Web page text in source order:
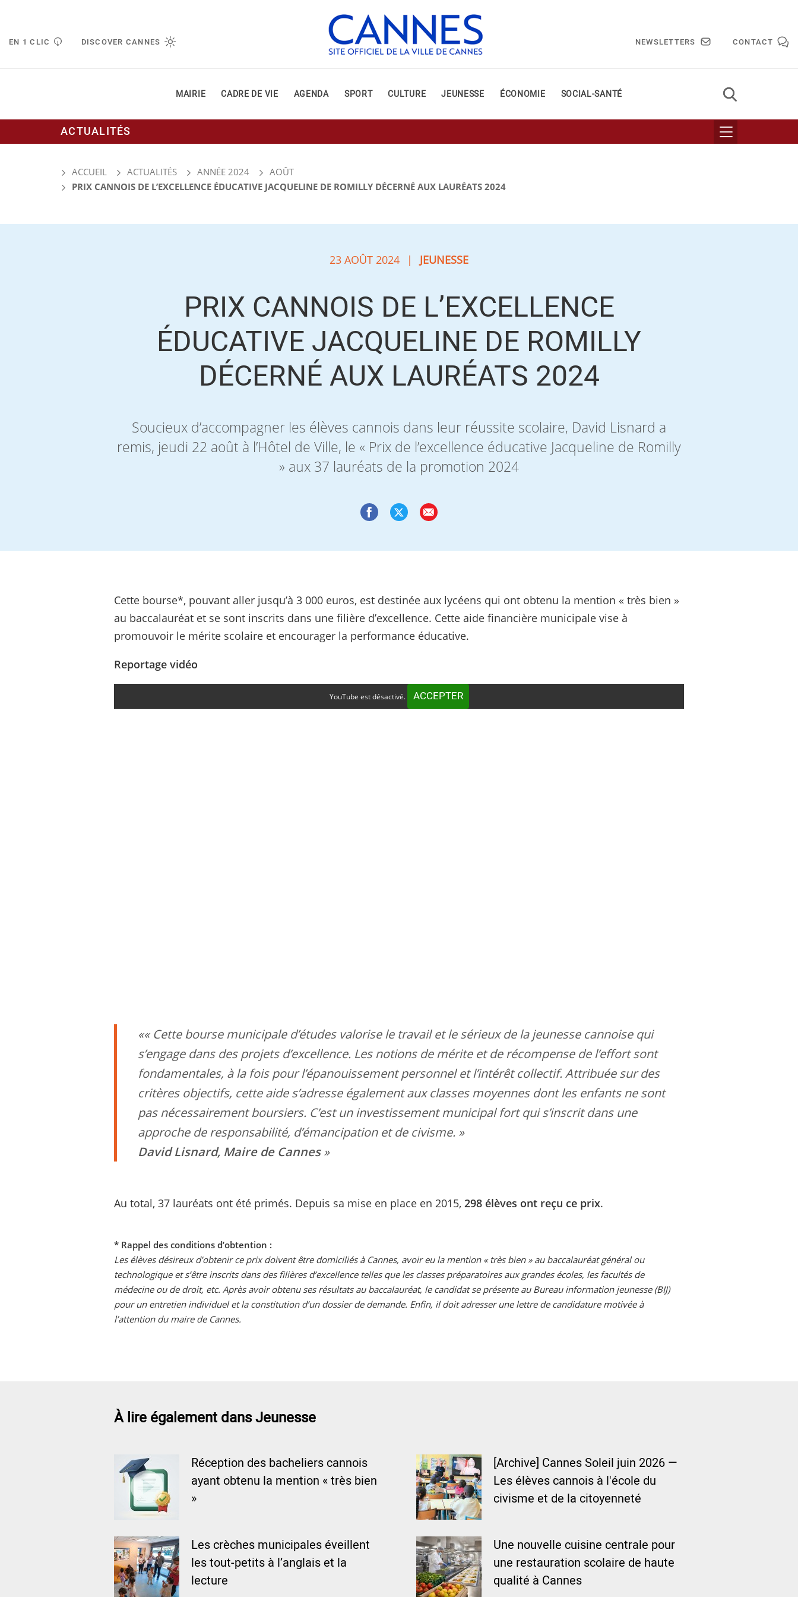
EN 1 CLIC DISCOVER CANNES NEWSLETTERS CONTACT
MAIRIE CADRE DE VIE AGENDA SPORT CULTURE JEUNESSE ÉCONOMIE SOCIAL-SANTÉ
ACTUALITÉS
ACCUEIL ACTUALITÉS ANNÉE 2024
AOÛT
PRIX CANNOIS DE L’EXCELLENCE ÉDUCATIVE JACQUELINE DE ROMILLY DÉCERNÉ AUX LAURÉATS 2024
23 AOÛT 2024 | JEUNESSE
PRIX CANNOIS DE L’EXCELLENCE
ÉDUCATIVE JACQUELINE DE ROMILLY
DÉCERNÉ AUX LAURÉATS 2024
Soucieux d’accompagner les élèves cannois dans leur réussite scolaire, David Lisnard a
remis, jeudi 22 août à l’Hôtel de Ville, le « Prix de l’excellence éducative Jacqueline de Romilly
» aux 37 lauréats de la promotion 2024
Cette bourse*, pouvant aller jusqu’à 3 000 euros, est destinée aux lycéens qui ont obtenu la mention « très bien »
au baccalauréat et se sont inscrits dans une filière d’excellence. Cette aide financière municipale vise à
promouvoir le mérite scolaire et encourager la performance éducative.
Reportage vidéo
YouTube est désactivé. ACCEPTER
« Cette bourse municipale d’études valorise le travail et le sérieux de la jeunesse cannoise qui
s’engage dans des projets d’excellence. Les notions de mérite et de récompense de l’effort sont
fondamentales, à la fois pour l’épanouissement personnel et l’intérêt collectif. Attribuée sur des
critères objectifs, cette aide s’adresse également aux classes moyennes dont les enfants ne sont
pas nécessairement boursiers. C’est un investissement municipal fort qui s’inscrit dans une
approche de responsabilité, d’émancipation et de civisme. »
David Lisnard, Maire de Cannes
Au total, 37 lauréats ont été primés. Depuis sa mise en place en 2015, 298 élèves ont reçu ce prix.
* Rappel des conditions d’obtention :
Les élèves désireux d’obtenir ce prix doivent être domiciliés à Cannes, avoir eu la mention « très bien » au baccalauréat général ou
technologique et s’être inscrits dans des filières d’excellence telles que les classes préparatoires aux grandes écoles, les facultés de
médecine ou de droit, etc. Après avoir obtenu ses résultats au baccalauréat, le candidat se présente au Bureau information jeunesse (BIJ)
pour un entretien individuel et la constitution d’un dossier de demande. Enfin, il doit adresser une lettre de candidature motivée à
l’attention du maire de Cannes.
À lire également dans Jeunesse
Réception des bacheliers cannois
ayant obtenu la mention « très bien
»
[Archive] Cannes Soleil juin 2026 —
Les élèves cannois à l'école du
civisme et de la citoyenneté
Les crèches municipales éveillent
les tout-petits à l’anglais et la
lecture
Une nouvelle cuisine centrale pour
une restauration scolaire de haute
qualité à Cannes